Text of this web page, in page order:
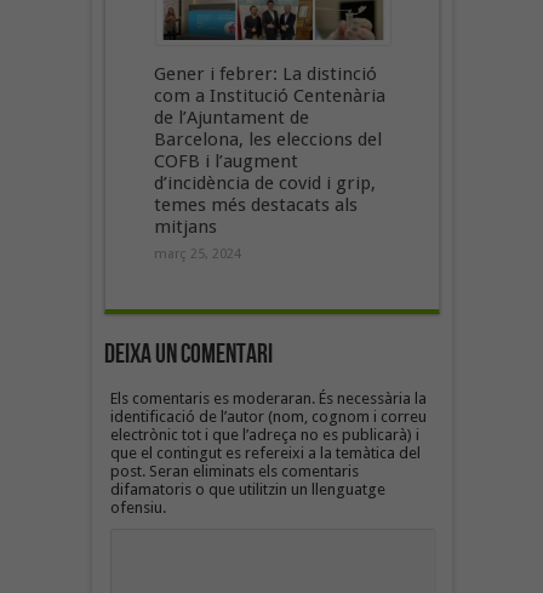
Gener i febrer: La distinció
com a Institució Centenària
de l’Ajuntament de
Barcelona, les eleccions del
COFB i l’augment
d’incidència de covid i grip,
temes més destacats als
mitjans
març 25, 2024
Deixa un Comentari
Els comentaris es moderaran. És necessària la
identificació de l’autor (nom, cognom i correu
electrònic tot i que l’adreça no es publicarà) i
que el contingut es refereixi a la temàtica del
post. Seran eliminats els comentaris
difamatoris o que utilitzin un llenguatge
ofensiu.